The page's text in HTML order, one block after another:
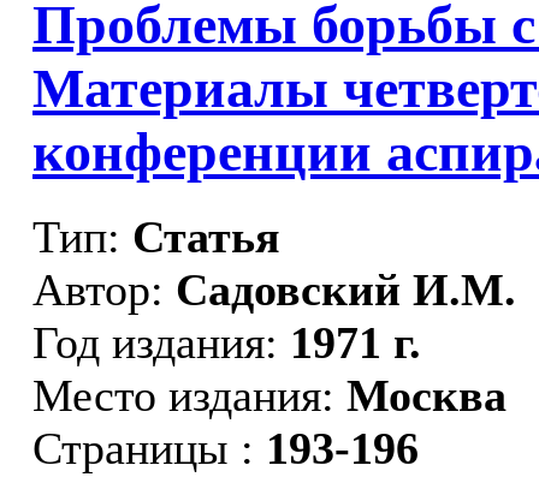
Проблемы борьбы
Материалы
конференции
Тип: Статья
Автор: Садовский И.М.
Год издания: 1971 г.
Место издания: Москва
Страницы : 193-196